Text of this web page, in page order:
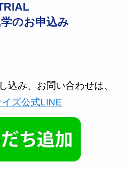
のお申込み
込み、お問い合わせは、
ズ公式LINE